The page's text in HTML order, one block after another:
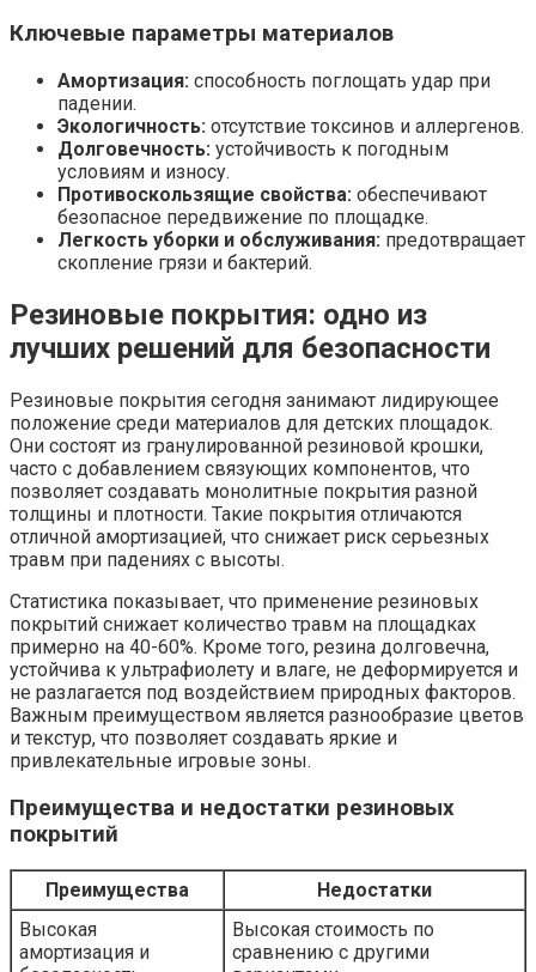
Ключевые параметры материалов
Амортизация: способность поглощать удар при
падении.
Экологичность: отсутствие токсинов и аллергенов.
Долговечность: устойчивость к погодным
условиям и износу.
Противоскользящие свойства: обеспечивают
безопасное передвижение по площадке.
Легкость уборки и обслуживания: предотвращает
скопление грязи и бактерий.
Резиновые покрытия: одно из
лучших решений для безопасности
Резиновые покрытия сегодня занимают лидирующее
положение среди материалов для детских площадок.
Они состоят из гранулированной резиновой крошки,
часто с добавлением связующих компонентов, что
позволяет создавать монолитные покрытия разной
толщины и плотности. Такие покрытия отличаются
отличной амортизацией, что снижает риск серьезных
травм при падениях с высоты.
Статистика показывает, что применение резиновых
покрытий снижает количество травм на площадках
примерно на 40-60%. Кроме того, резина долговечна,
устойчива к ультрафиолету и влаге, не деформируется и
не разлагается под воздействием природных факторов.
Важным преимуществом является разнообразие цветов
и текстур, что позволяет создавать яркие и
привлекательные игровые зоны.
Преимущества и недостатки резиновых
покрытий
Преимущества
Недостатки
Высокая
амортизация и
Высокая стоимость по
сравнению с другими